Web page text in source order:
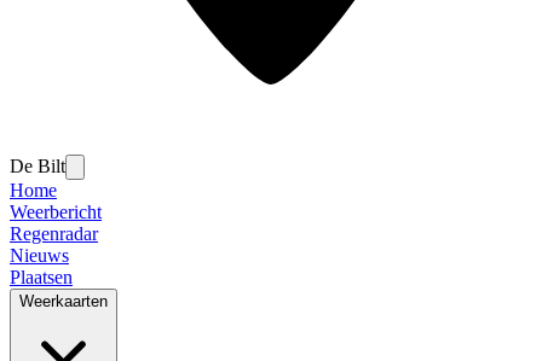
De Bilt
Home
Weerbericht
Regenradar
Nieuws
Plaatsen
Weerkaarten